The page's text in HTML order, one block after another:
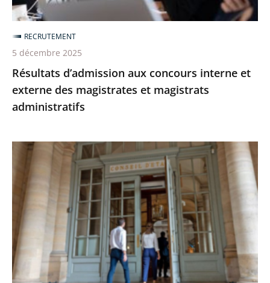
magistrates
et
magistrats
administratifs
Résultats d’admission aux concours interne et
externe des magistrates et magistrats
administratifs
RECRUTEMENT
5 décembre 2025
[Revoir]
webinaire
sur
recrutement
de
maîtresses